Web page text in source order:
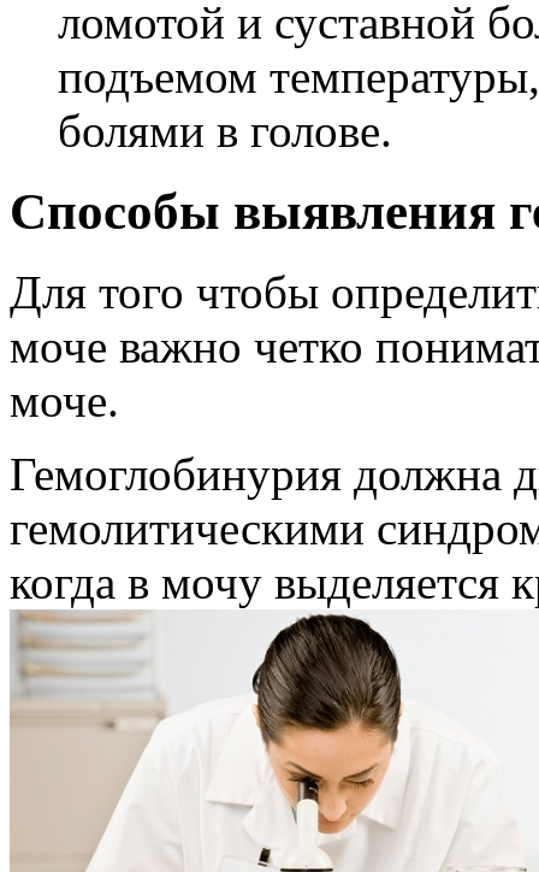
ломотой и суставной
подъемом
болями в голове.
Способы выявления
Для того чтобы
моче важно четко
моче.
Гемоглобинурия должна
гемолитическими
когда в мочу выделяется